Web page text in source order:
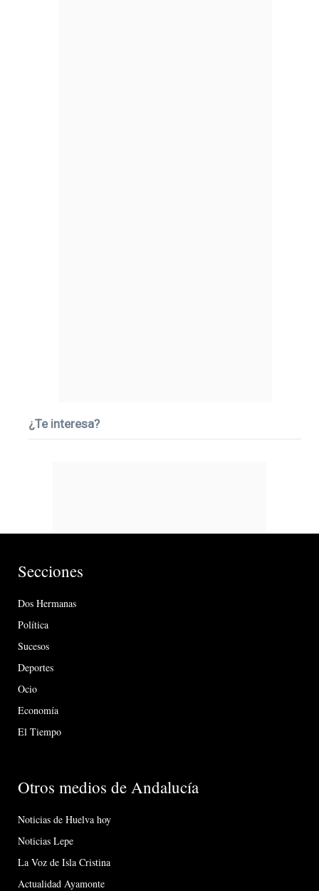
¿Te interesa?
Secciones
Dos Hermanas
Política
Sucesos
Deportes
Ocio
Economía
El Tiempo
Otros medios de Andalucía
Noticias de Huelva hoy
Noticias Lepe
La Voz de Isla Cristina
Actualidad Ayamonte